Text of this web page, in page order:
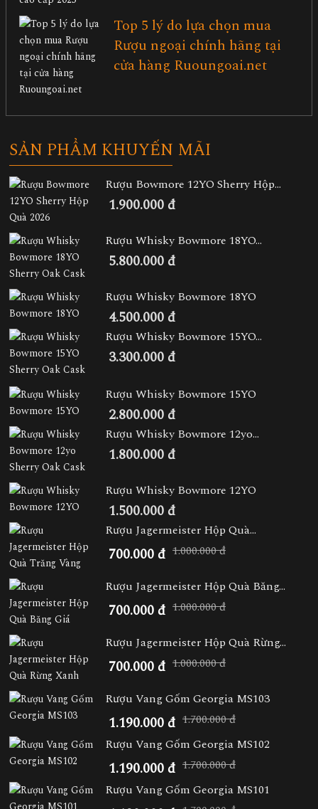
Top 5 lý do lựa chọn mua
Rượu ngoại chính hãng tại
cửa hàng Ruoungoai.net
SẢN PHẨM KHUYẾN MÃI
Rượu Bowmore 12YO Sherry Hộp...
1.900.000 đ
Rượu Whisky Bowmore 18YO...
5.800.000 đ
Rượu Whisky Bowmore 18YO
4.500.000 đ
Rượu Whisky Bowmore 15YO...
3.300.000 đ
Rượu Whisky Bowmore 15YO
2.800.000 đ
Rượu Whisky Bowmore 12yo...
1.800.000 đ
Rượu Whisky Bowmore 12YO
1.500.000 đ
Rượu Jagermeister Hộp Quà...
700.000 đ 1.000.000 đ
Rượu Jagermeister Hộp Quà Băng...
700.000 đ 1.000.000 đ
Rượu Jagermeister Hộp Quà Rừng...
700.000 đ 1.000.000 đ
Rượu Vang Gốm Georgia MS103
1.190.000 đ 1.700.000 đ
Rượu Vang Gốm Georgia MS102
1.190.000 đ 1.700.000 đ
Rượu Vang Gốm Georgia MS101